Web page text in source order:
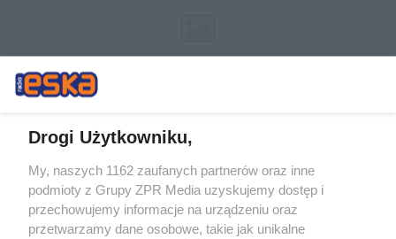
Żaden utwór zamieszczony w serwisie nie może być powielany i
rozpowszechniany lub dalej rozpowszechniany w jakikolwiek sposób (w
tym także elektroniczny lub mechaniczny) na jakimkolwiek polu
eksploatacji w jakiejkolwiek formie, włącznie z umieszczaniem w
Internecie bez pisemnej zgody właściciela praw. Jakiekolwiek użycie lub
Drogi Użytkowniku,
My, naszych 1162 zaufanych partnerów oraz inne
podmioty z Grupy ZPR Media uzyskujemy dostęp i
przechowujemy informacje na urządzeniu oraz
przetwarzamy dane osobowe, takie jak unikalne